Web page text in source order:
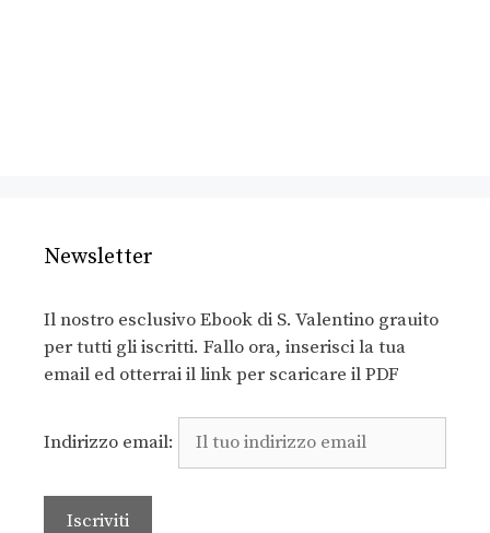
Newsletter
Il nostro esclusivo Ebook di S. Valentino grauito
per tutti gli iscritti. Fallo ora, inserisci la tua
email ed otterrai il link per scaricare il PDF
Indirizzo email: